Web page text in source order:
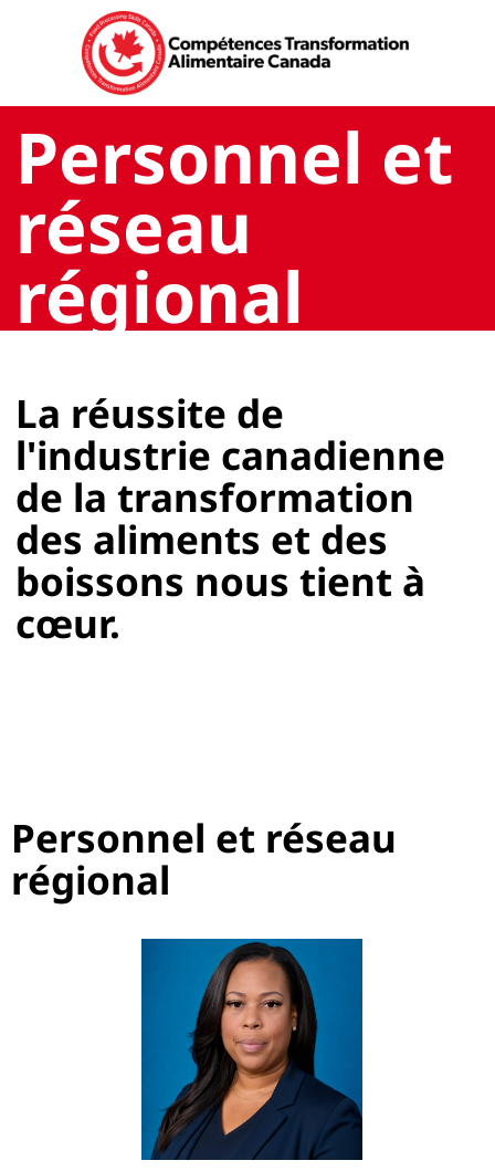
Personnel et
réseau
régional
La réussite de
l'industrie canadienne
de la transformation
des aliments et des
boissons nous tient à
cœur.
Personnel et réseau
régional